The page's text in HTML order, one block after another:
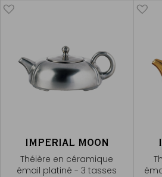
IMPERIAL MOON
Théière en céramique
émail platiné - 3 tasses